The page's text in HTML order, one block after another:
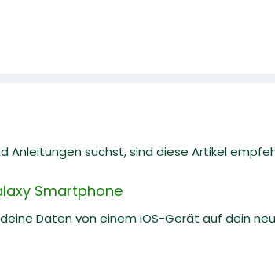
Anleitungen suchst, sind diese Artikel
Smartphone
Daten von einem iOS-Gerät auf dein